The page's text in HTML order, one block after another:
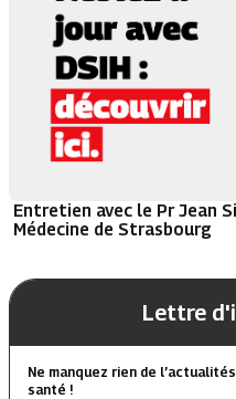
Entretien avec le Pr Jean
Médecine de Strasbourg
Lettre
Ne manquez rien de
santé !